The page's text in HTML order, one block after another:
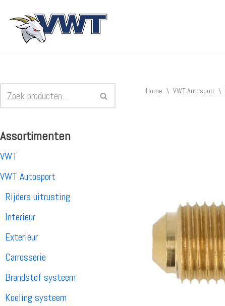
Ga
Assortimenten
VWT
VWT Autosport
Rijders uitrusting
Interieur
Exterieur
Carrosserie
Brandstof systeem
Koeling systeem
Home \ VWT Autosport \